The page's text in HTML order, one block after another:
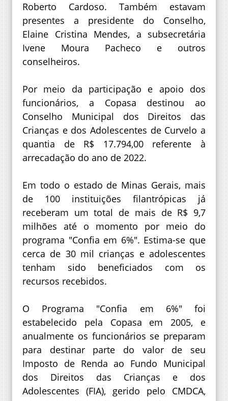
Roberto Cardoso. Também estavam
presentes a presidente do Conselho,
Elaine Cristina Mendes, a subsecretária
Ivene Moura Pacheco e outros
conselheiros.
Por meio da participação e apoio dos
funcionários, a Copasa destinou ao
Conselho Municipal dos Direitos das
Crianças e dos Adolescentes de Curvelo a
quantia de R$ 17.794,00 referente à
arrecadação do ano de 2022.
Em todo o estado de Minas Gerais, mais
de 100 instituições filantrópicas já
receberam um total de mais de R$ 9,7
milhões até o momento por meio do
programa "Confia em 6%". Estima-se que
cerca de 30 mil crianças e adolescentes
tenham sido beneficiados com os
recursos recebidos.
O Programa "Confia em 6%" foi
estabelecido pela Copasa em 2005, e
anualmente os funcionários se preparam
para destinar parte do valor de seu
Imposto de Renda ao Fundo Municipal
dos Direitos das Crianças e dos
Adolescentes (FIA), gerido pelo CMDCA,